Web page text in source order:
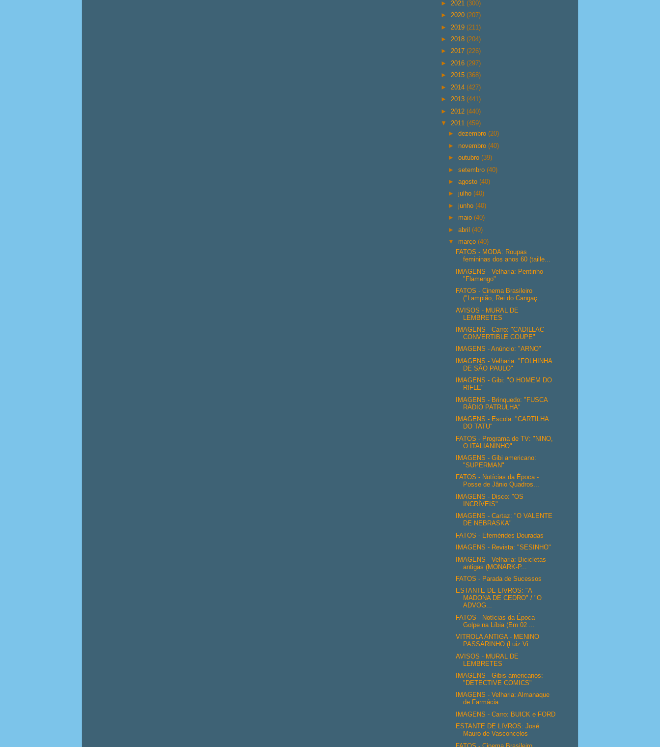
► 2021 (300)
► 2020 (207)
► 2019 (211)
► 2018 (204)
► 2017 (226)
► 2016 (297)
► 2015 (368)
► 2014 (427)
► 2013 (441)
► 2012 (440)
▼ 2011 (459)
►dezembro(20)
► novembro(40)
►outubro(39)
►setembro(40)
►agosto(40)
►julho(40)
►junho(40)
► maio(40)
►abril(40)
▼ março(40)
FATOS - MODA: Roupas
femininas dos anos 60 (taille...
IMAGENS - Velharia: Pentinho
"Flamengo"
FATOS - Cinema Brasileiro
("Lampião, Rei do Cangaç...
AVISOS - MURAL DE
LEMBRETES
IMAGENS - Carro: "CADILLAC
CONVERTIBLE COUPE"
IMAGENS - Anúncio: "ARNO"
IMAGENS - Velharia: "FOLHINHA
DE SÃO PAULO"
IMAGENS - Gibi: "O HOMEM DO
RIFLE"
IMAGENS - Brinquedo: "FUSCA
RÁDIO PATRULHA"
IMAGENS - Escola: "CARTILHA
DO TATU"
FATOS - Programa de TV: "NINO,
O ITALIANINHO"
IMAGENS - Gibi americano:
"SUPERMAN"
FATOS - Notícias da Época -
Posse de Jânio Quadros...
IMAGENS - Disco: "OS
INCRÍVEIS"
IMAGENS - Cartaz: "O VALENTE
DE NEBRASKA"
FATOS - Efemérides Douradas
IMAGENS - Revista: "SESINHO"
IMAGENS - Velharia: Bicicletas
antigas (MONARK-P...
FATOS - Parada de Sucessos
ESTANTE DE LIVROS: "A
MADONA DE CEDRO" / "O
ADVOG...
FATOS - Notícias da Época -
Golpe na Líbia (Em 02 ...
VITROLA ANTIGA - MENINO
PASSARINHO (Luiz Vi...
AVISOS - MURAL DE
LEMBRETES
IMAGENS - Gibis americanos:
"DETECTIVE COMICS"
IMAGENS - Velharia: Almanaque
de Farmácia
IMAGENS - Carro: BUICK e FORD
ESTANTE DE LIVROS: José
Mauro de Vasconcelos